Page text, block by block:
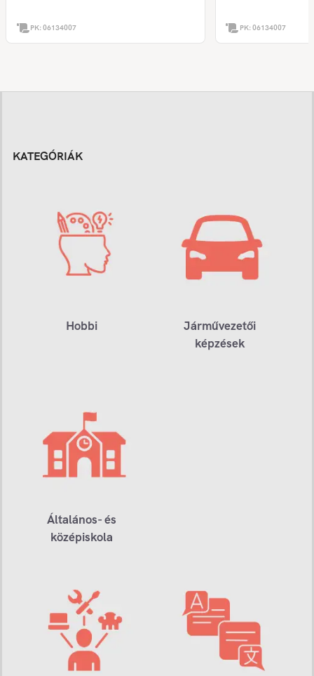
PK:06134007 PK:06134007
KATEGÓRIÁK
Hobbi
Járművezetői
képzések
Általános- és
középiskola